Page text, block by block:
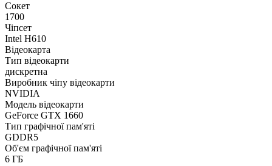
Сокет
1700
Чіпсет
Intel H610
Відеокарта
Тип відеокарти
дискретна
Виробник чіпу відеокарти
NVIDIA
Модель відеокарти
GeForce GTX 1660
Тип графічної пам'яті
GDDR5
Об'єм графічної пам'яті
6 ГБ